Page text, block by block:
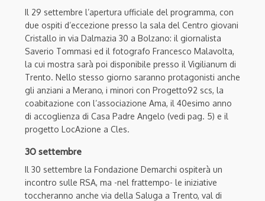
Il 29 settembre l’apertura ufficiale del programma, con
due ospiti d’eccezione presso la sala del Centro giovani
Cristallo in via Dalmazia 30 a Bolzano: il giornalista
Saverio Tommasi ed il fotografo Francesco Malavolta,
la cui mostra sarà poi disponibile presso il Vigilianum di
Trento. Nello stesso giorno saranno protagonisti anche
gli anziani a Merano, i minori con Progetto92 scs, la
coabitazione con l’associazione Ama, il 40esimo anno
di accoglienza di Casa Padre Angelo (vedi pag. 5) e il
progetto LocAzione a Cles.
30 settembre
Il 30 settembre la Fondazione Demarchi ospiterà un
incontro sulle RSA, ma -nel frattempo- le iniziative
toccheranno anche via della Saluga a Trento, val di